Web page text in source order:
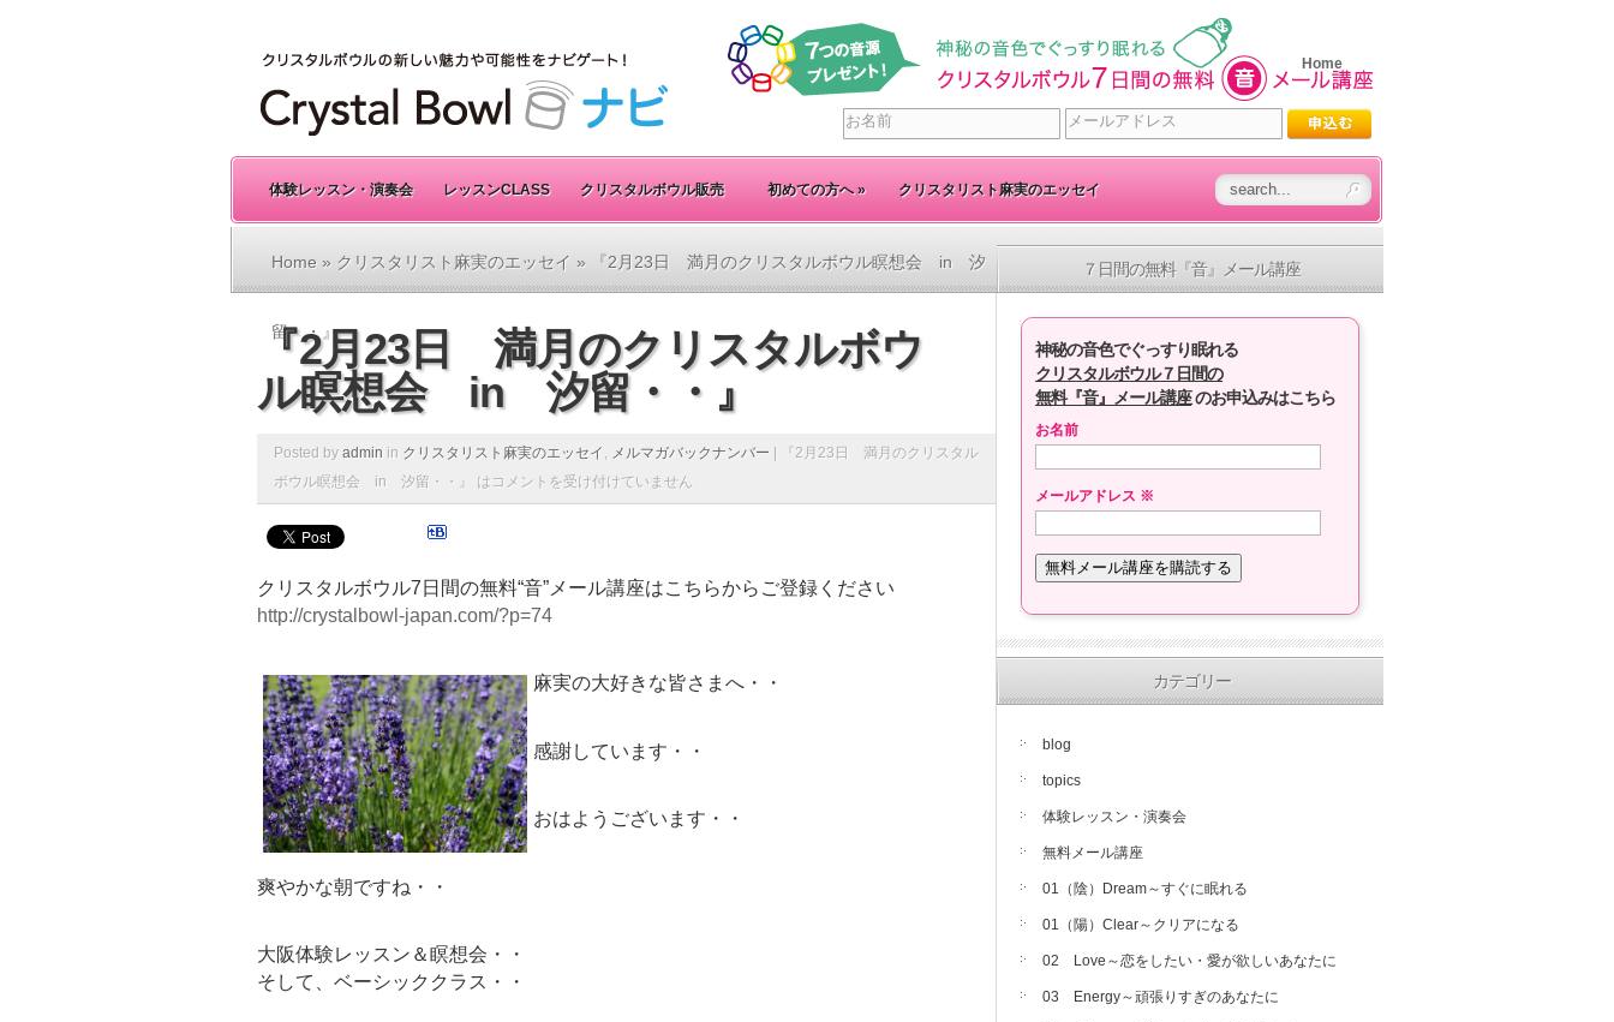
Home
体験レッスン・演奏会 レッスンCLASS クリスタルボウル販売 初めての方へ» クリスタリスト麻実のエッセイ
Home » クリスタリスト麻実のエッセイ » 『2月23日 満月のクリスタルボウル瞑想会 in 汐
留・・』
『2月23日 満月のクリスタルボウ
ル瞑想会 in 汐留・・』
Posted by admin in クリスタリスト麻実のエッセイ , メルマガバックナンバー
『2月23日 満月のクリスタル
ボウル瞑想会 in 汐留・・』 は コメントを受け付けていません
クリスタルボウル7日間の無料“音”メール講座はこちらからご登録ください
http://crystalbowl-japan.com/?p=74
麻実の大好きな皆さまへ・・
感謝しています・・
おはようございます・・
爽やかな朝ですね・・
大阪体験レッスン＆瞑想会・・
そして、ベーシッククラス・・
７日間の無料『音』メール講座
神秘の音色でぐっすり眠れる
クリスタルボウル７日間の
無料『音』メール講座のお申込みはこちら
お名前
メールアドレス ※
カテゴリー
blog
topics
体験レッスン・演奏会
無料メール講座
01（陰）Dream～すぐに眠れる
01（陽）Clear～クリアになる
02 Love～恋をしたい・愛が欲しいあなたに
03 Energy～頑張りすぎのあなたに